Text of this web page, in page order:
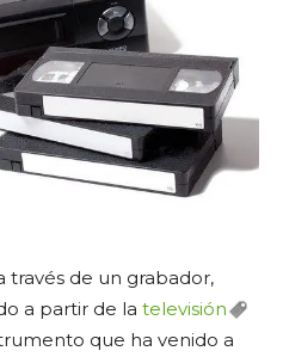
través de un grabador,
a partir de la televisión
que ha venido a